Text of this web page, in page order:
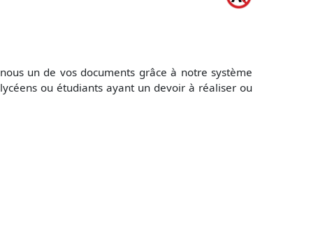
un de vos documents grâce à notre système
ou étudiants ayant un devoir à réaliser ou